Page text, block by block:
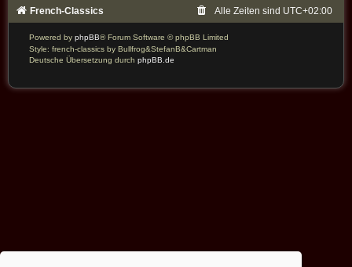
French-Classics Alle Zeiten sind UTC+02:00
Powered by phpBB® Forum Software © phpBB Limited
Style: french-classics by Bullfrog&StefanB&Cartman
Deutsche Übersetzung durch phpBB.de